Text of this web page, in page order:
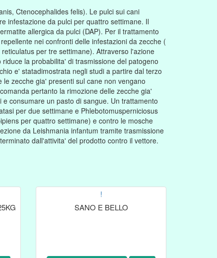
Ctenocephalides felis). Le pulci sui cani
infestazione da pulci per quattro settimane. Il
allergica da pulci (DAP). Per il trattamento
nei confronti delle infestazioni da zecche (
per tre settimane). Attraverso l'azione
la probabilita' di trasmissione del patogeno
e' statadimostrata negli studi a partire dal terzo
zecche gia' presenti sul cane non vengano
pertanto la rimozione delle zecche gia'
consumare un pasto di sangue. Un trattamento
per due settimane e Phlebotomusperniciosus
per quattro settimane) e contro le mosche
da Leishmania infantum tramite trasmissione
dall'attivita' del prodotto contro il vettore.
!
SANO E BELLO